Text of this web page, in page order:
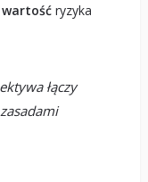
wartośćryzyka
łączy